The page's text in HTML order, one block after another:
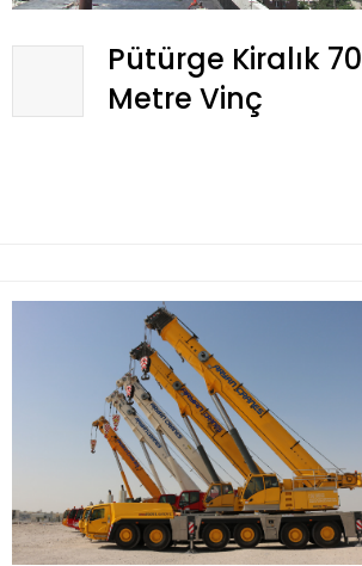
Pütürge Kiralık 70
Metre Vinç